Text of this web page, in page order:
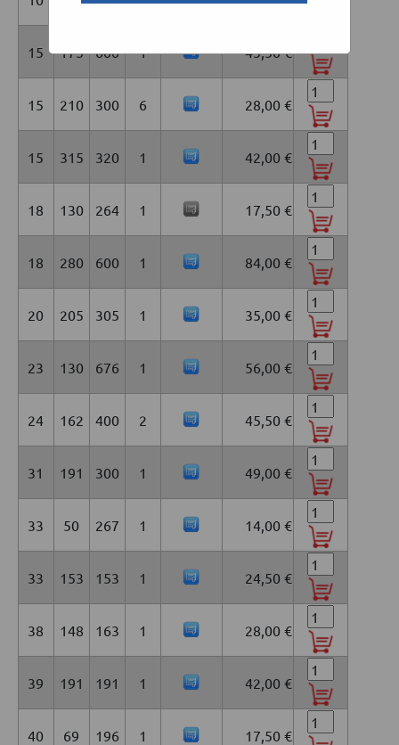
15 175 600 1 45,50 €
15 210 300 6 28,00 €
15 315 320 1 42,00 €
18 130 264 1 17,50 €
18 280 600 1 84,00 €
20 205 305 1 35,00 €
23 130 676 1 56,00 €
24 162 400 2 45,50 €
31 191 300 1 49,00 €
33 50 267 1 14,00 €
33 153 153 1 24,50 €
38 148 163 1 28,00 €
39 191 191 1 42,00 €
40 69 196 1 17,50 €